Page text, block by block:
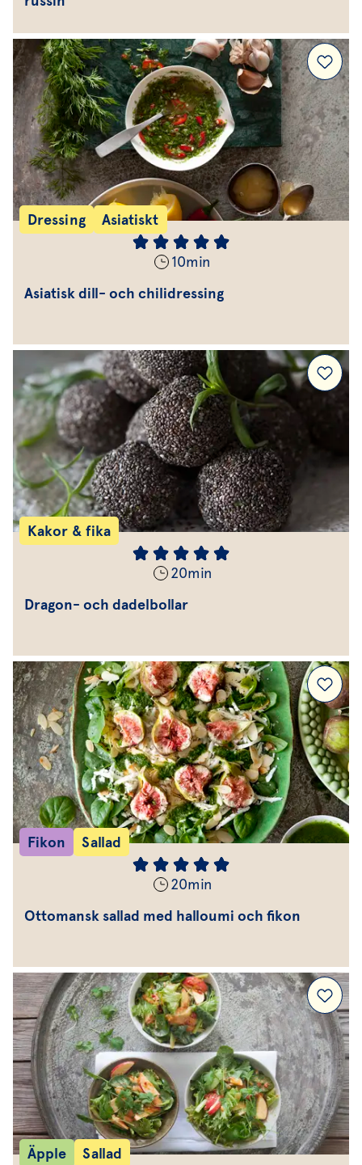
Dressing Asiatiskt
10min
Asiatisk dill- och chilidressing
Kakor & fika
20min
Dragon- och dadelbollar
Fikon Sallad
20min
Ottomansk sallad med halloumi och fikon
Äpple Sallad